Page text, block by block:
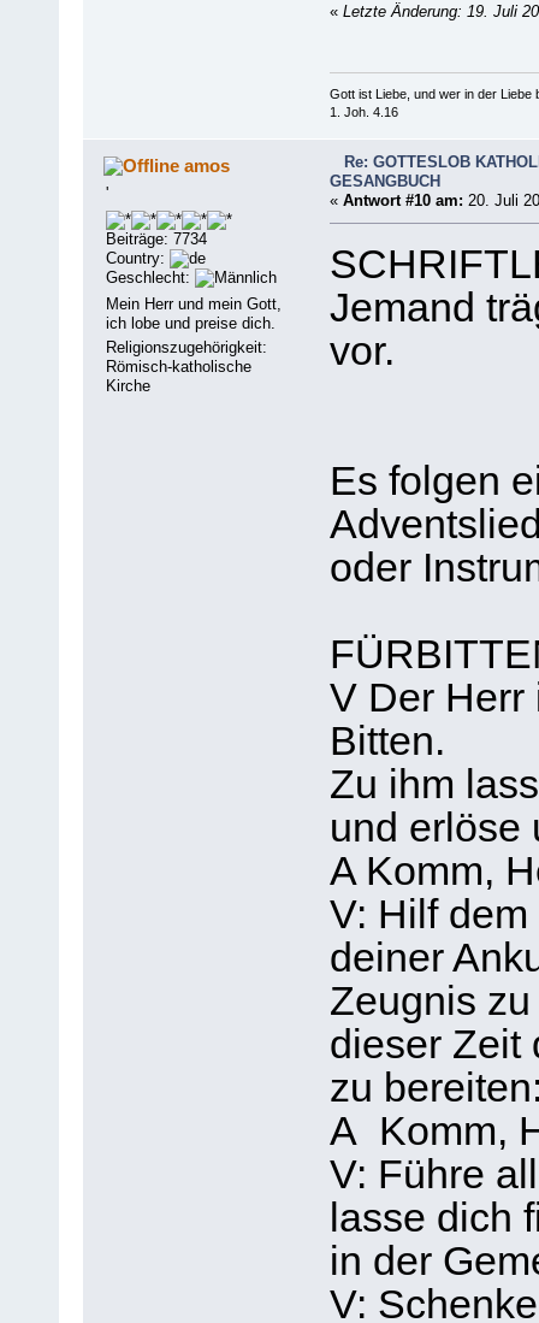
« Letzte Änderung: 19. Juli
Gott ist Liebe, und wer in der Liebe
1. Joh. 4.16
amos
'
Beiträge: 7734
Country:
Geschlecht:
Mein Herr und mein Gott,
ich lobe und preise dich.
Religionszugehörigkeit:
Römisch-katholische
Kirche
Re: GOTTESLOB
GESANGBUCH
« Antwort #10 am: 20. Juli
Jemand
vor.
Es folgen
oder
V Der Herr
Bitten.
Zu ihm
und erlöse
A Komm,
V: Hilf
deiner
Zeugnis
dieser Zeit
zu
A Komm,
V: Führe
lasse dich
in der
V: